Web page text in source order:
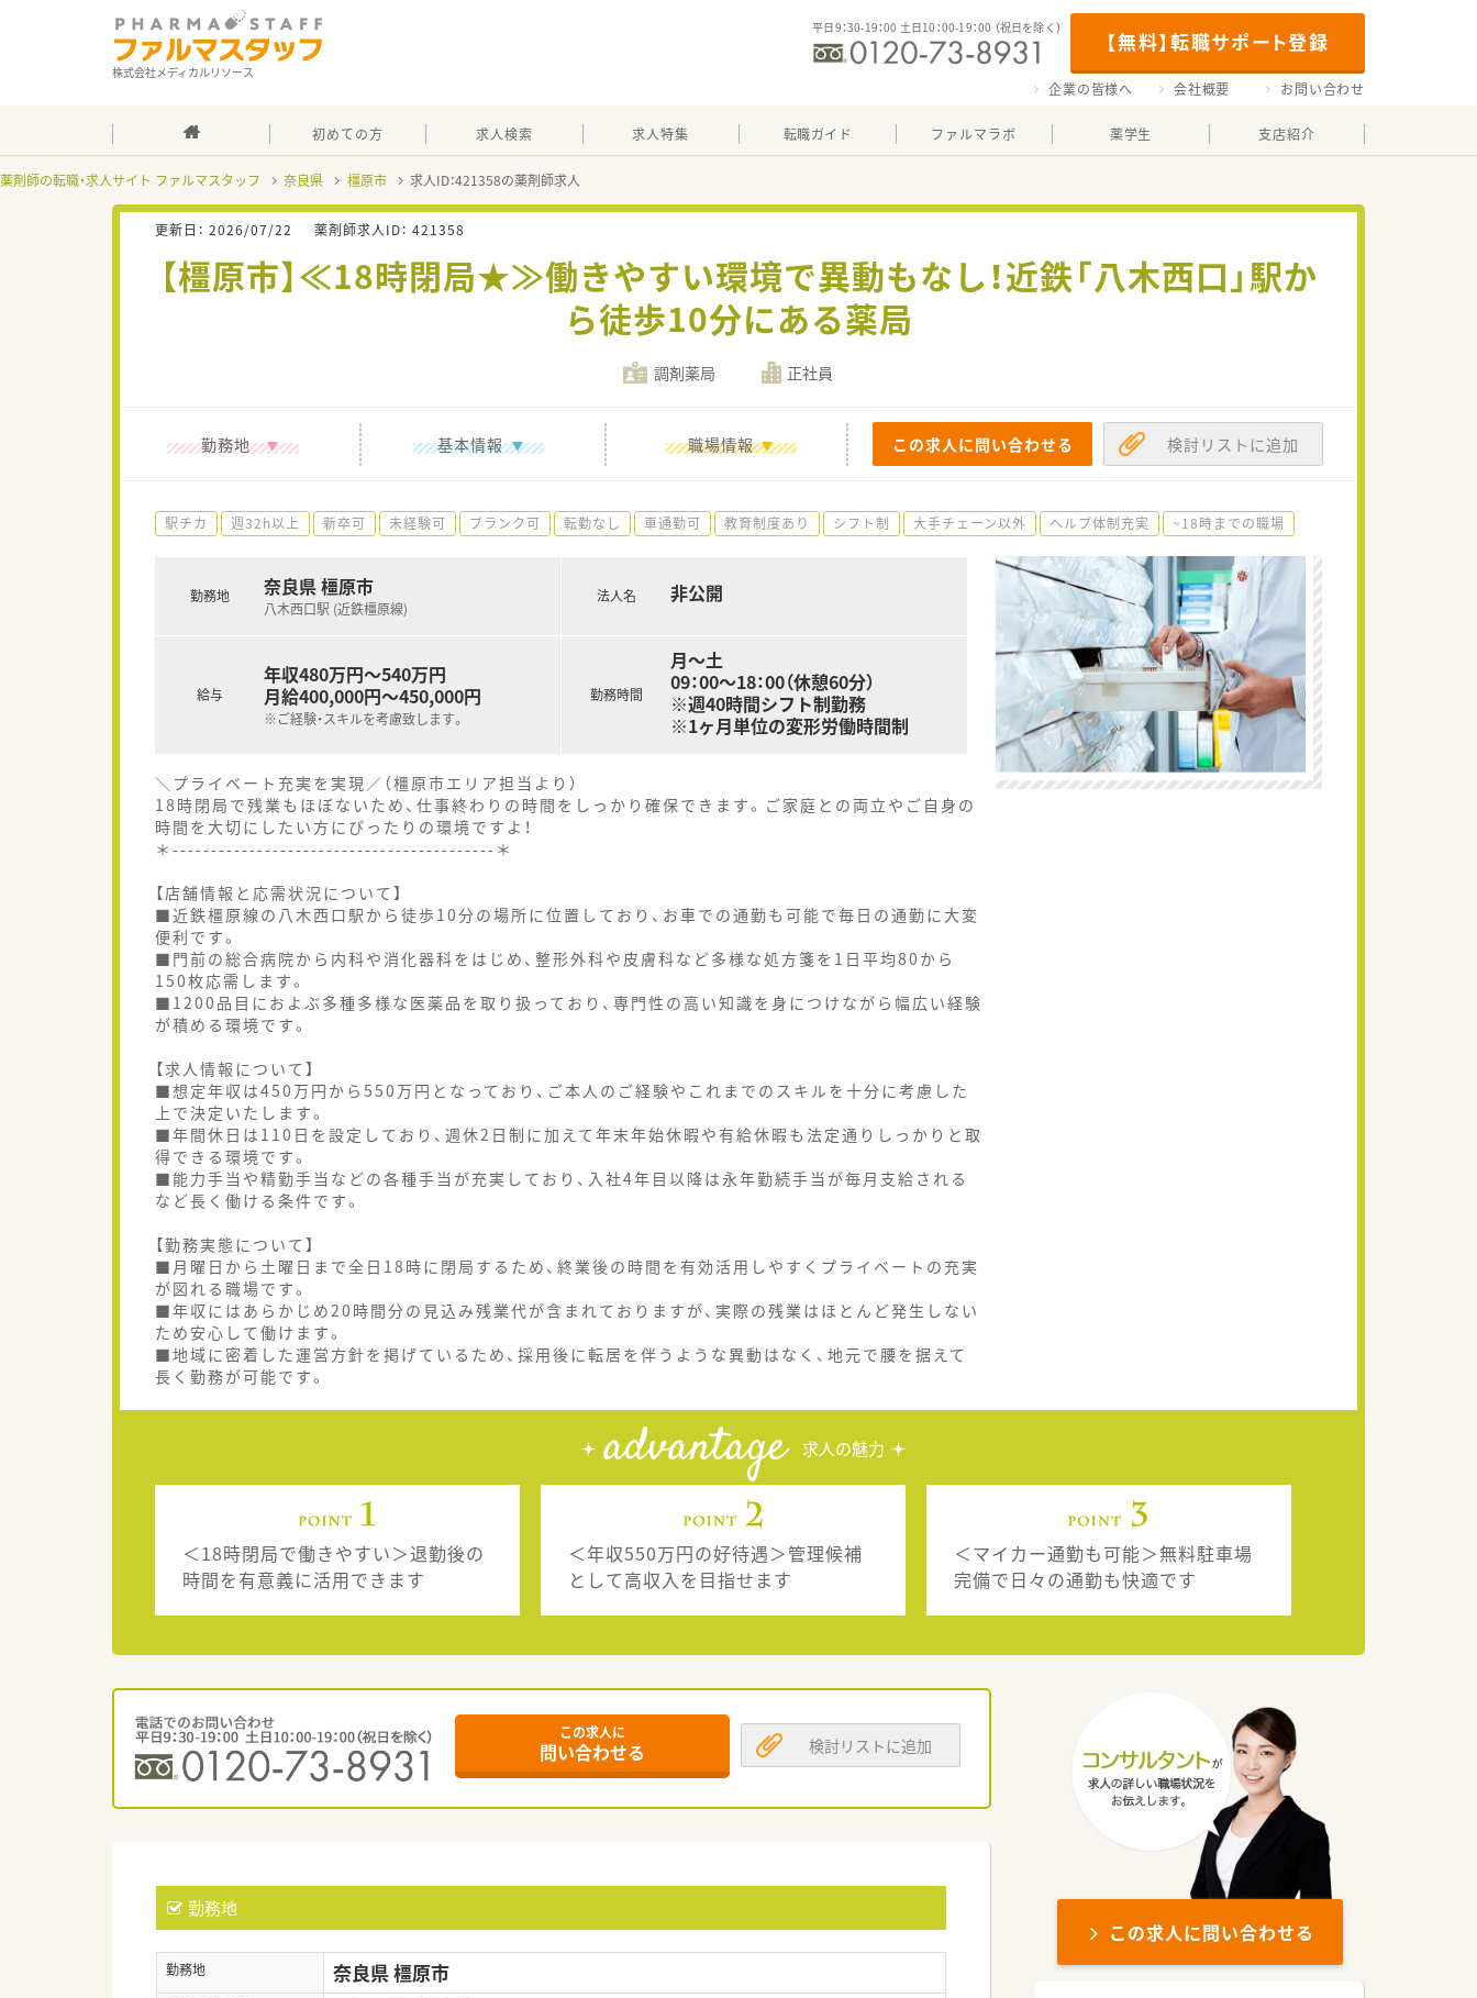
株式会社メディカルリソース
【無料】転職サポート登録
平日9：30-19：00 土日10：00-19：00 （祝日を除く）
企業の皆様へ 会社概要 お問い合わせ
初めての方 求人検索 求人特集 転職ガイド ファルマラボ 薬学生 支店紹介
薬剤師の転職・求人サイト ファルマスタッフ 奈良県 橿原市 求人ID：421358の薬剤師求人
更新日： 2026/07/22 薬剤師求人ID： 421358
【橿原市】≪18時閉局★≫働きやすい環境で異動もなし！近鉄「八木西口」駅か
ら徒歩10分にある薬局
調剤薬局 正社員
勤務地 基本情報 職場情報 この求人に問い合わせる 検討リストに追加
駅チカ 週32h以上 新卒可 未経験可 ブランク可 転勤なし 車通勤可 教育制度あり シフト制 大手チェーン以外 ヘルプ体制充実 ~18時までの職場
勤務地 奈良県 橿原市
八木西口駅 (近鉄橿原線)
給与
年収480万円～540万円
月給400,000円～450,000円
※ご経験・スキルを考慮致します。
法人名 非公開
勤務時間
月～土
09：00～18：00（休憩60分）
※週40時間シフト制勤務
※1ヶ月単位の変形労働時間制
＼プライベート充実を実現／（橿原市エリア担当より）
18時閉局で残業もほぼないため、仕事終わりの時間をしっかり確保できます。ご家庭との両立やご自身の
時間を大切にしたい方にぴったりの環境ですよ！
＊------------------------------------------＊
【店舗情報と応需状況について】
■近鉄橿原線の八木西口駅から徒歩10分の場所に位置しており、お車での通勤も可能で毎日の通勤に大変
便利です。
■門前の総合病院から内科や消化器科をはじめ、整形外科や皮膚科など多様な処方箋を1日平均80から
150枚応需します。
■1200品目におよぶ多種多様な医薬品を取り扱っており、専門性の高い知識を身につけながら幅広い経験
が積める環境です。
【求人情報について】
■想定年収は450万円から550万円となっており、ご本人のご経験やこれまでのスキルを十分に考慮した
上で決定いたします。
■年間休日は110日を設定しており、週休2日制に加えて年末年始休暇や有給休暇も法定通りしっかりと取
得できる環境です。
■能力手当や精勤手当などの各種手当が充実しており、入社4年目以降は永年勤続手当が毎月支給される
など長く働ける条件です。
【勤務実態について】
■月曜日から土曜日まで全日18時に閉局するため、終業後の時間を有効活用しやすくプライベートの充実
が図れる職場です。
■年収にはあらかじめ20時間分の見込み残業代が含まれておりますが、実際の残業はほとんど発生しない
ため安心して働けます。
■地域に密着した運営方針を掲げているため、採用後に転居を伴うような異動はなく、地元で腰を据えて
長く勤務が可能です。
advantage 求人の魅力
＜18時閉局で働きやすい＞退勤後の
時間を有意義に活用できます
＜年収550万円の好待遇＞管理候補
として高収入を目指せます
＜マイカー通勤も可能＞無料駐車場
完備で日々の通勤も快適です
この求人に
問い合わせる 検討リストに追加
勤務地
勤務地 奈良県 橿原市
この求人に問い合わせる